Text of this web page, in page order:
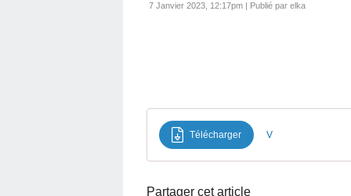
7 Janvier 2023, 12:17pm | Publié par elka
Télécharger V
Partager cet article